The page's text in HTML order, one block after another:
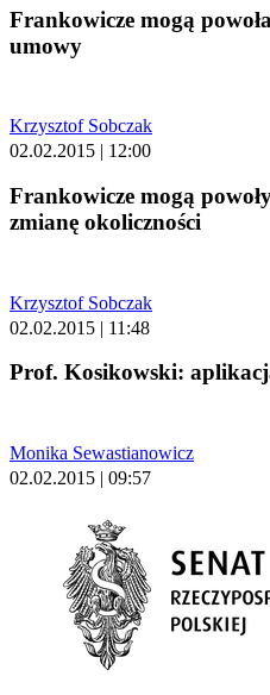
Frankowicze mogą
umowy
Krzysztof Sobczak
02.02.2015 | 12:00
Frankowicze mogą
zmianę okoliczności
Krzysztof Sobczak
02.02.2015 | 11:48
Prof. Kosikowski:
Monika Sewastianowicz
02.02.2015 | 09:57